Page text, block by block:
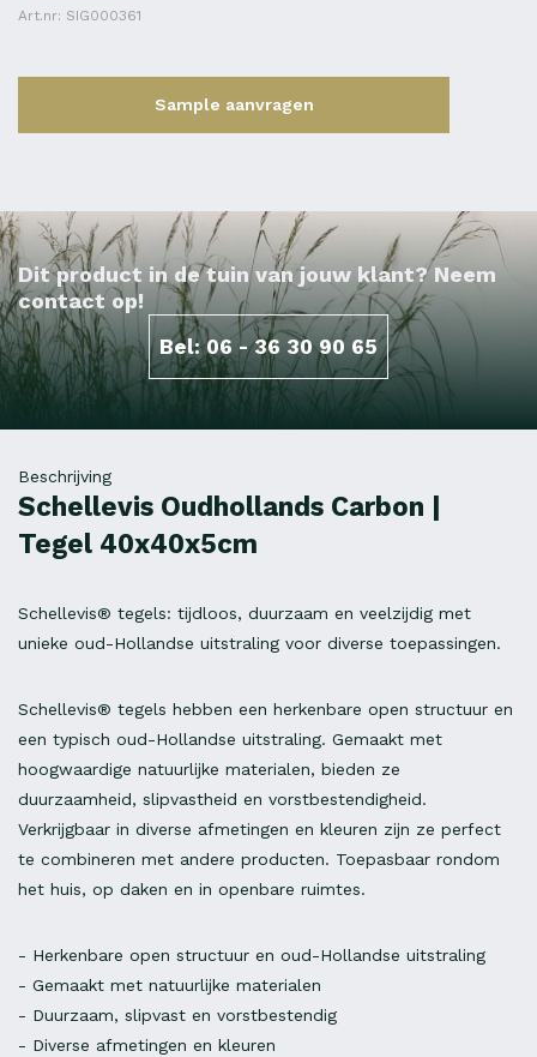
Art.nr: SIG000361
Sample aanvragen
Dit product in de tuin van jouw klant? Neem
contact op!
Bel: 06 - 36 30 90 65
Beschrijving
Schellevis Oudhollands Carbon |
Tegel 40x40x5cm
Schellevis® tegels: tijdloos, duurzaam en veelzijdig met
unieke oud-Hollandse uitstraling voor diverse toepassingen.
Schellevis® tegels hebben een herkenbare open structuur en
een typisch oud-Hollandse uitstraling. Gemaakt met
hoogwaardige natuurlijke materialen, bieden ze
duurzaamheid, slipvastheid en vorstbestendigheid.
Verkrijgbaar in diverse afmetingen en kleuren zijn ze perfect
te combineren met andere producten. Toepasbaar rondom
het huis, op daken en in openbare ruimtes.
- Herkenbare open structuur en oud-Hollandse uitstraling
- Gemaakt met natuurlijke materialen
- Duurzaam, slipvast en vorstbestendig
- Diverse afmetingen en kleuren